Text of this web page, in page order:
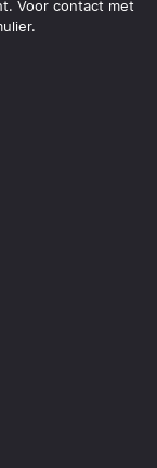
Voor contact met